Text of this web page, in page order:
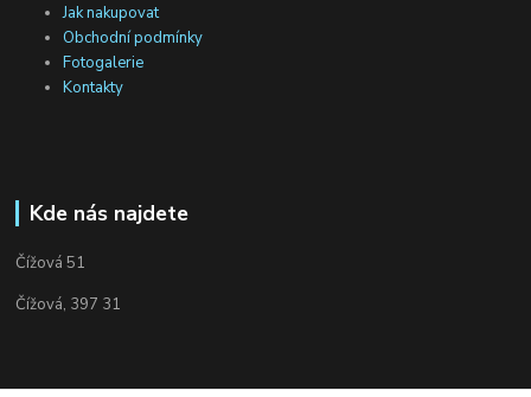
Jak nakupovat
Obchodní podmínky
Fotogalerie
Kontakty
Kde nás najdete
Čížová 51
Čížová, 397 31